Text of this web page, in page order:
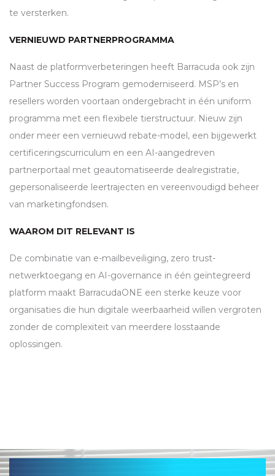
te versterken.
VERNIEUWD PARTNERPROGRAMMA
Naast de platformverbeteringen heeft Barracuda ook zijn
Partner Success Program gemoderniseerd. MSP’s en
resellers worden voortaan ondergebracht in één uniform
programma met een flexibele tierstructuur. Nieuw zijn
onder meer een vernieuwd rebate-model, een bijgewerkt
certificeringscurriculum en een AI-aangedreven
partnerportaal met geautomatiseerde dealregistratie,
gepersonaliseerde leertrajecten en vereenvoudigd beheer
van marketingfondsen.
WAAROM DIT RELEVANT IS
De combinatie van e-mailbeveiliging, zero trust-
netwerktoegang en AI-governance in één geïntegreerd
platform maakt BarracudaONE een sterke keuze voor
organisaties die hun digitale weerbaarheid willen vergroten
zonder de complexiteit van meerdere losstaande
oplossingen.